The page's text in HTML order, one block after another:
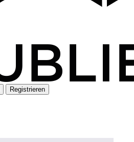
Registrieren